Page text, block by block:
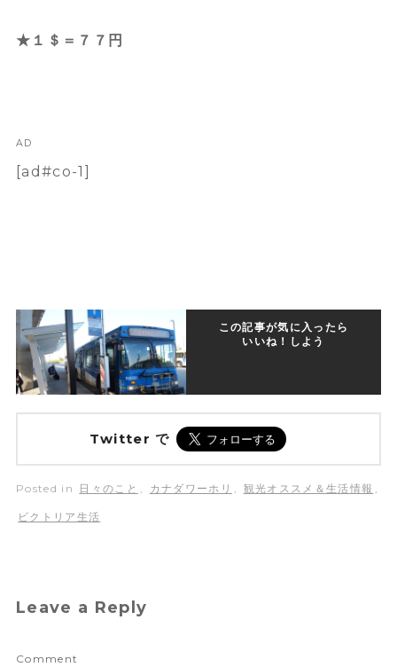
★１＄＝７７円
AD
[ad#co-1]
この記事が気に入ったら
いいね！しよう
Twitter で
Posted in 日々のこと , カナダワーホリ , 観光オススメ＆生活情報 ,
ビクトリア生活
Leave a Reply
Comment